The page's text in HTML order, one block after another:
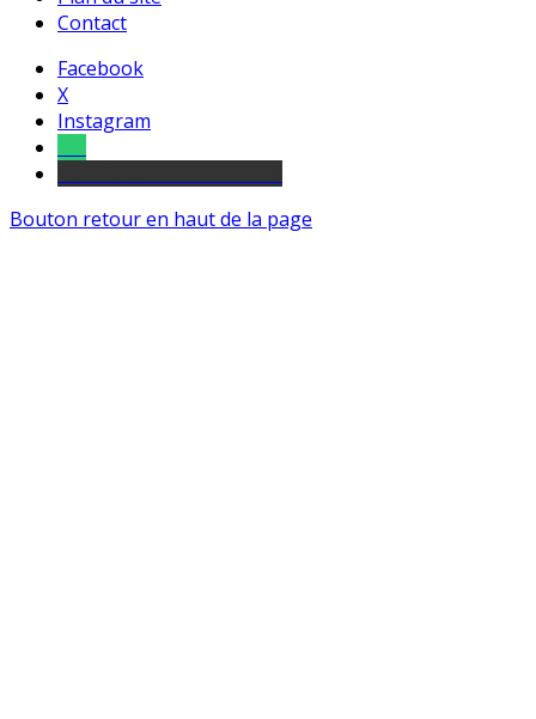
Contact
Facebook
X
Instagram
Bouton retour en haut de la page